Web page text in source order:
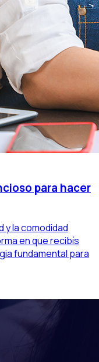
para hacer
y la comodidad
en que recibís
fundamental para